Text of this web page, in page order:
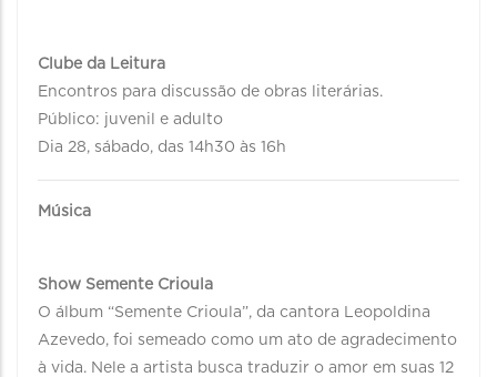
Clube da Leitura
Encontros para discussão de obras literárias.
Público: juvenil e adulto
Dia 28, sábado, das 14h30 às 16h
Música
Show Semente Crioula
O álbum “Semente Crioula”, da cantora Leopoldina
Azevedo, foi semeado como um ato de agradecimento
à vida. Nele a artista busca traduzir o amor em suas 12